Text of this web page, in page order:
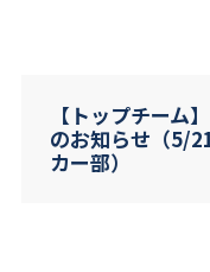
【トップチーム
のお知らせ（5/
カー部）